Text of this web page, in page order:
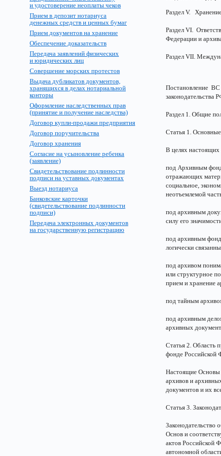
и удостоверение неоплаты чеков
Прием в депозит нотариуса
денежных средств и ценных бумаг
Прием документов на хранение
Обеспечение доказательств
Передача заявлений физических
и юридических лиц
Совершение морских протестов
Выдача дубликатов документов,
хранящихся в делах нотариальной
конторы
Оформление наследственных прав
(принятие и получение наследства)
Договор купли-продажи предприятия
Договор поручительства
Договор хранения
Согласие на усыновление ребенка
(заявление)
Свидетельствование подлинности
подписи на уставных документах
Выезд нотариуса
Банковские карточки
(свидетельствование подлинности
подписи)
Передача электронных документов
на государственную регистрацию
Раздел V.
Раздел VI.
Федерации и
Раздел VII.
Постановление
Раздел 1. Общие
Статья 1.
В целях
под Архивным
отражающих
социальное,
неотъемлемой
под архивным
силу его
под архивным
логически
под архивом
или структурное
прием и хранение
под тайным
под архивным
архивных
Статья 2. Область
фонде Российской
Настоящие Основы
архивов и
документов и их
Статья 3.
Законодательство
Основ и
актов Российской
автономной